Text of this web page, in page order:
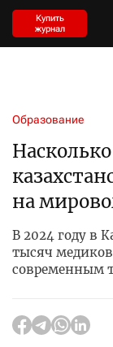
Купить
журнал
Образование
на
В 2024 году в
тысяч
современным